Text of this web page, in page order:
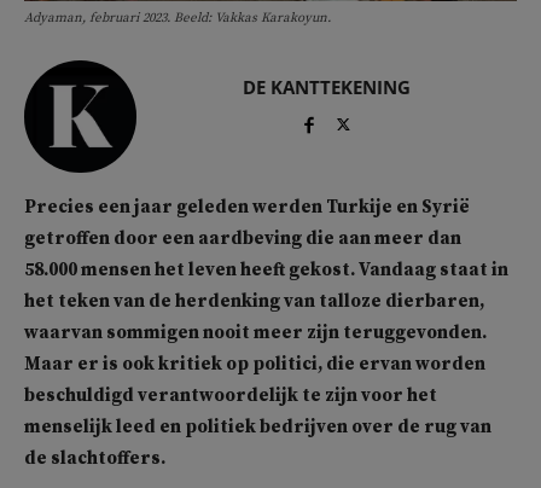
Adyaman, februari 2023. Beeld: Vakkas Karakoyun.
DE KANTTEKENING
Precies een jaar geleden werden Turkije en Syrië
getroffen door een aardbeving die aan meer dan
58.000 mensen het leven heeft gekost. Vandaag staat in
het teken van de herdenking van talloze dierbaren,
waarvan sommigen nooit meer zijn teruggevonden.
Maar er is ook kritiek op politici, die ervan worden
beschuldigd verantwoordelijk te zijn voor het
menselijk leed en politiek bedrijven over de rug van
de slachtoffers.